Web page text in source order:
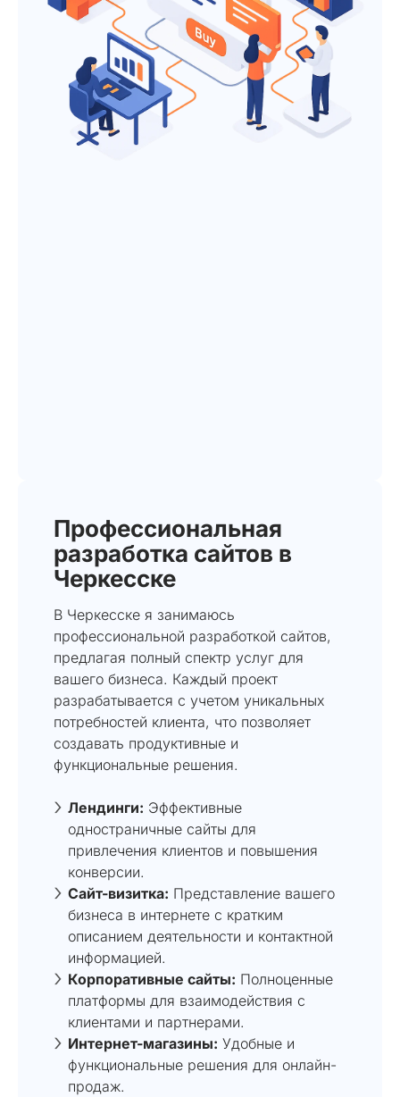
Профессиональная
разработка сайтов в
Черкесске
В Черкесске я занимаюсь
профессиональной разработкой сайтов,
предлагая полный спектр услуг для
вашего бизнеса. Каждый проект
разрабатывается с учетом уникальных
потребностей клиента, что позволяет
создавать продуктивные и
функциональные решения.
Лендинги: Эффективные
одностраничные сайты для
привлечения клиентов и повышения
конверсии.
Сайт-визитка: Представление вашего
бизнеса в интернете с кратким
описанием деятельности и контактной
информацией.
Корпоративные сайты: Полноценные
платформы для взаимодействия с
клиентами и партнерами.
Интернет-магазины: Удобные и
функциональные решения для онлайн-
продаж.